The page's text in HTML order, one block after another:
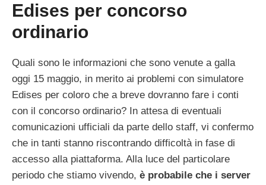
Edises per concorso
ordinario
Quali sono le informazioni che sono venute a galla
oggi 15 maggio, in merito ai problemi con simulatore
Edises per coloro che a breve dovranno fare i conti
con il concorso ordinario? In attesa di eventuali
comunicazioni ufficiali da parte dello staff, vi confermo
che in tanti stanno riscontrando difficoltà in fase di
accesso alla piattaforma. Alla luce del particolare
periodo che stiamo vivendo, è probabile che i server